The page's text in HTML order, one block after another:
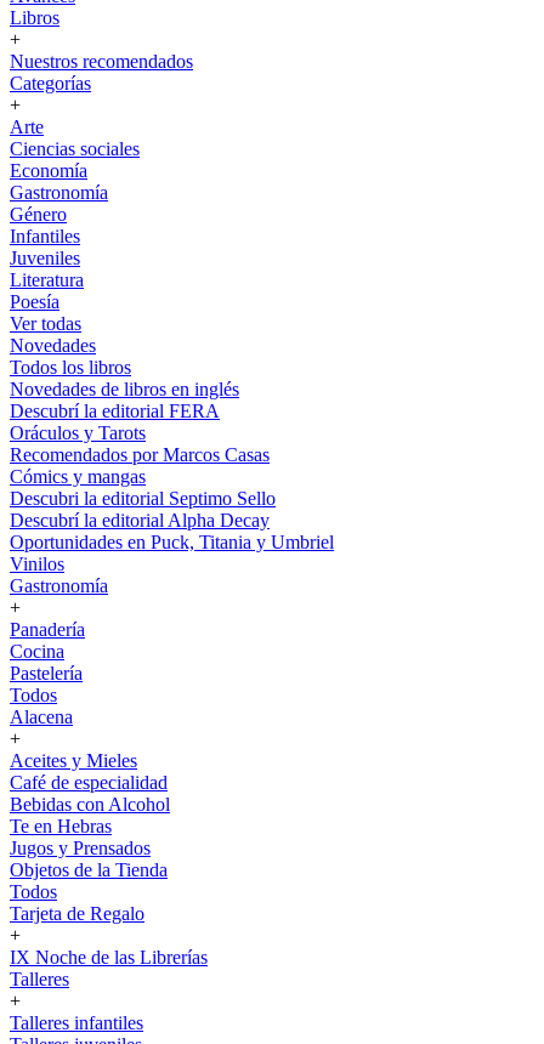
Libros
+
Nuestros recomendados
Categorías
+
Arte
Ciencias sociales
Economía
Gastronomía
Género
Infantiles
Juveniles
Literatura
Poesía
Ver todas
Novedades
Todos los libros
Novedades de libros en inglés
Descubrí la editorial FERA
Oráculos y Tarots
Recomendados por Marcos Casas
Cómics y mangas
Descubri la editorial Septimo Sello
Descubrí la editorial Alpha Decay
Oportunidades en Puck, Titania y Umbriel
Vinilos
Gastronomía
+
Panadería
Cocina
Pastelería
Todos
Alacena
+
Aceites y Mieles
Café de especialidad
Bebidas con Alcohol
Te en Hebras
Jugos y Prensados
Objetos de la Tienda
Todos
Tarjeta de Regalo
+
IX Noche de las Librerías
Talleres
+
Talleres infantiles